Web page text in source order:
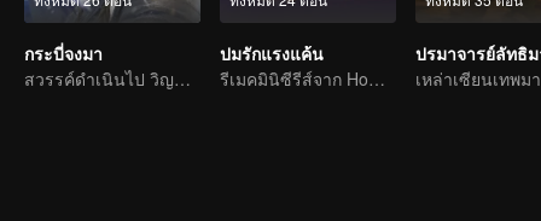
กระบี่จงมา
สวรรค์ดำเนินไป วิญญูชนยึดมั่นความมุมานะไม่ท้อถอย
ปมรักแรงแค้น
รีเมคมินิซีรีส์จาก Home Temptation
ปรมาจารย์ลัทธิ